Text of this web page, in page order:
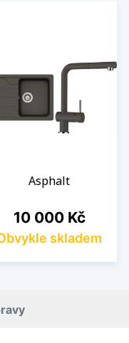
Asphalt
Cena
10 000 Kč
skladem